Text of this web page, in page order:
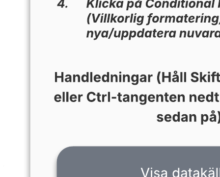
– Använda smarta behållare för att organisera nödvändiga steg i